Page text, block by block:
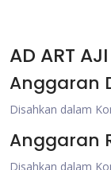
AD ART AJI
Anggaran
Disahkan dalam
Anggaran
Disahkan dalam